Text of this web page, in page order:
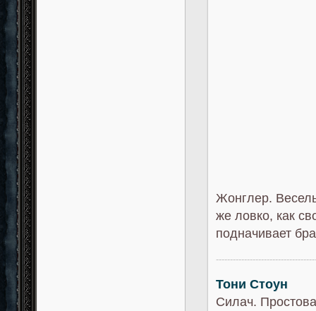
Жонглер.
же ловко, как
подначивает
Тони Стоун
Силач.